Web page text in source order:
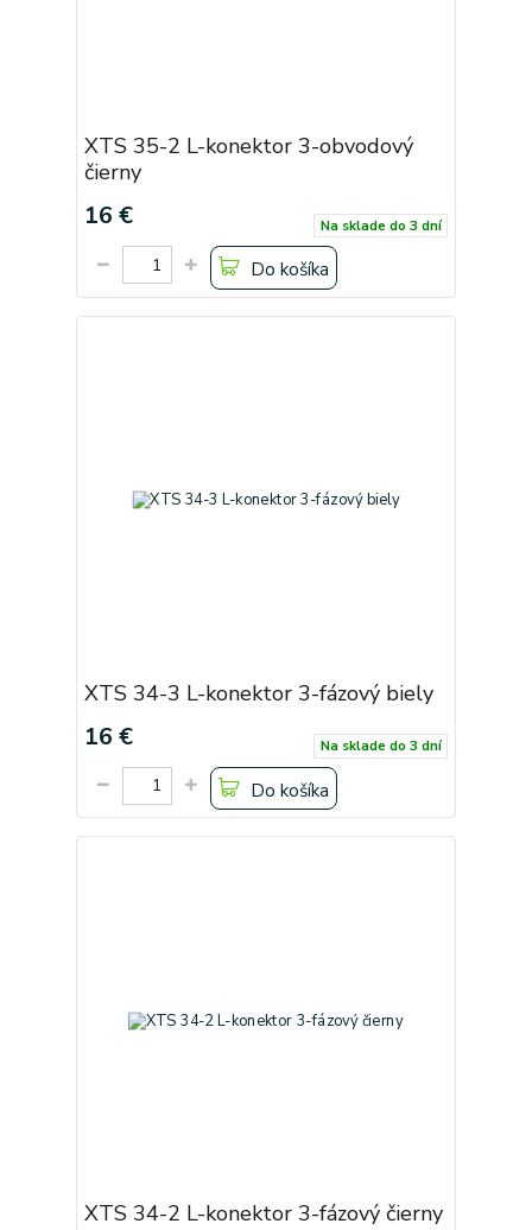
XTS 35-2 L-konektor 3-obvodový
čierny
16 € Na sklade do 3 dní
Do košíka
XTS 34-3 L-konektor 3-fázový biely
16 € Na sklade do 3 dní
Do košíka
XTS 34-2 L-konektor 3-fázový čierny